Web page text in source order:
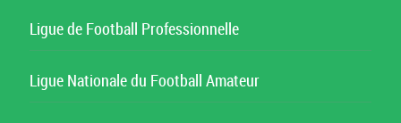
Ligue de Football Professionnelle
Ligue Nationale du Football Amateur